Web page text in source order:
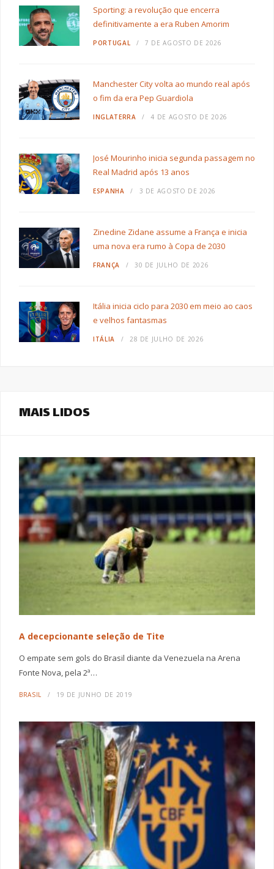
Sporting: a revolução que encerra
definitivamente a era Ruben Amorim
PORTUGAL 7 DE AGOSTO DE 2026
Manchester City volta ao mundo real após
o fim da era Pep Guardiola
INGLATERRA 4 DE AGOSTO DE 2026
José Mourinho inicia segunda passagem no
Real Madrid após 13 anos
ESPANHA 3 DE AGOSTO DE 2026
Zinedine Zidane assume a França e inicia
uma nova era rumo à Copa de 2030
FRANÇA 30 DE JULHO DE 2026
Itália inicia ciclo para 2030 em meio ao caos
e velhos fantasmas
ITÁLIA 28 DE JULHO DE 2026
MAIS LIDOS
A decepcionante seleção de Tite
O empate sem gols do Brasil diante da Venezuela na Arena
Fonte Nova, pela 2ª…
BRASIL 19 DE JUNHO DE 2019